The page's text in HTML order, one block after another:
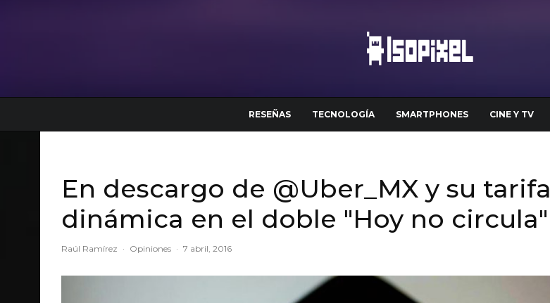
RESEÑAS TECNOLOGÍA SMARTPHONES CINE Y TV
En descargo de @Uber_MX y su tarifa
dinámica en el doble "Hoy no circula"
Raúl Ramírez · Opiniones · 7 abril, 2016